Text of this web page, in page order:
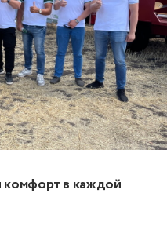
комфорт в каждой